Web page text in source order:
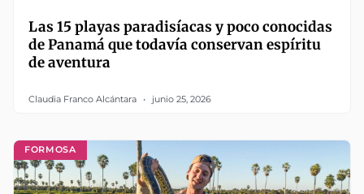
Las 15 playas paradisíacas y poco conocidas
de Panamá que todavía conservan espíritu
de aventura
Claudia Franco Alcántara junio 25, 2026
FORMOSA